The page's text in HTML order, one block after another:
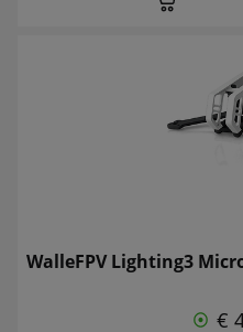
WalleFPV Lighting3
€